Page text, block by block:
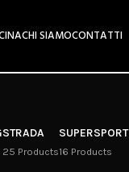
CHI SIAMOCONTATTI
STRADA
25 Products
SUPERSPORT
16 Products